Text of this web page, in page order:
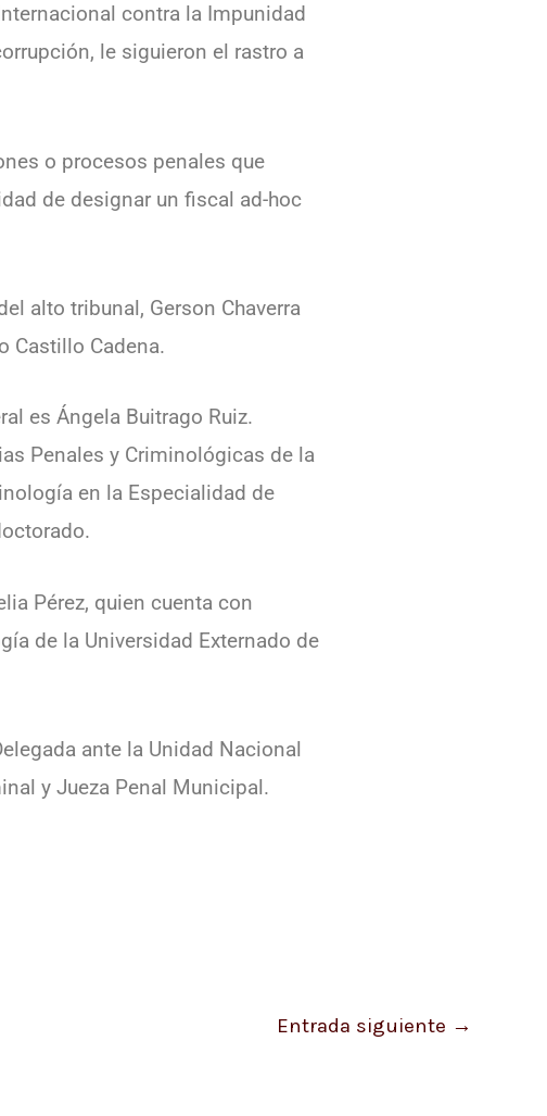
contra la Impunidad
le siguieron el rastro a
o procesos penales que
de designar un fiscal ad-hoc
alto tribunal, Gerson Chaverra
Castillo Cadena.
es Ángela Buitrago Ruiz.
Penales y Criminológicas de la
en la Especialidad de
Pérez, quien cuenta con
de la Universidad Externado de
ante la Unidad Nacional
y Jueza Penal Municipal.
Entrada siguiente →